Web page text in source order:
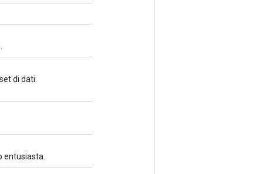
di dati.
entusiasta.